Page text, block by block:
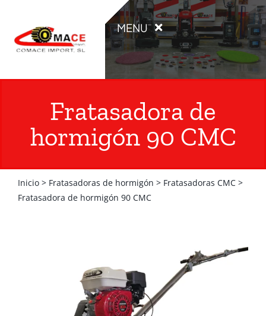
contenido
MENU
INICIO
PRODUCTOS
VIDEOS
CONTACTO
Fratasadora de
hormigón 90 CMC
Inicio> Fratasadoras de hormigón > Fratasadoras CMC>
Fratasadora de hormigón 90 CMC